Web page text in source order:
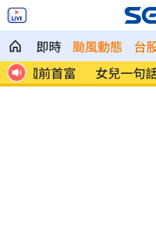
即時 颱風動態 台
女兒一句話 兩老退